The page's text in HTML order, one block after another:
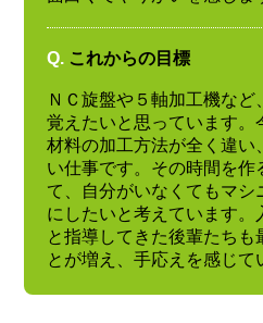
Q. これからの目標
ＮＣ旋盤や５軸加工機な
覚えたいと思っています。
材料の加工方法が全く違い
い仕事です。その時間を作
て、自分がいなくてもマシ
にしたいと考えています。
と指導してきた後輩たちも
とが増え、手応えを感じて